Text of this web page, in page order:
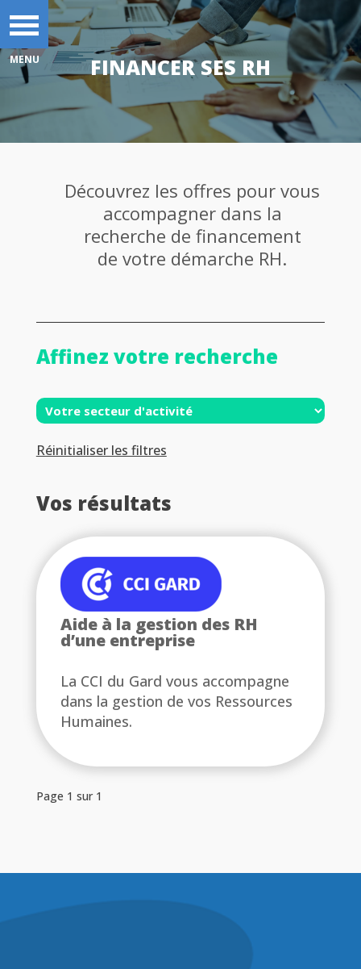
FINANCER SES RH
Découvrez les offres pour vous
accompagner dans la
recherche de financement
de votre démarche RH.
Affinez votre recherche
Réinitialiser les filtres
Vos résultats
Aide à la gestion des RH
d’une entreprise
La CCI du Gard vous accompagne
dans la gestion de vos Ressources
Humaines.
Page 1 sur 1